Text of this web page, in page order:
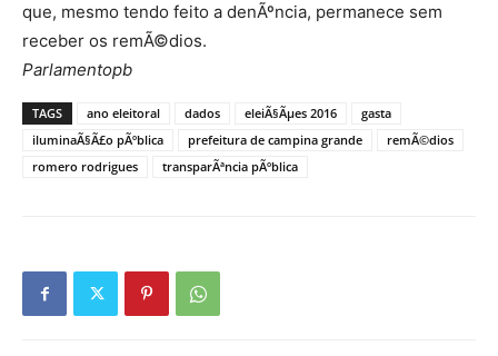
que, mesmo tendo feito a denÃºncia, permanece sem
receber os remÃ©dios.
Parlamentopb
TAGS ano eleitoral dados eleiÃ§Ãµes 2016
gasta
iluminaÃ§Ã£o pÃºblica
prefeitura de campina grande
remÃ©dios
romero rodrigues
transparÃªncia pÃºblica